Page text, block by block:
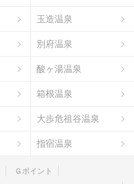
玉造温泉
別府温泉
酸ヶ湯温泉
箱根温泉
大歩危祖谷温泉
指宿温泉
Ｇポイント